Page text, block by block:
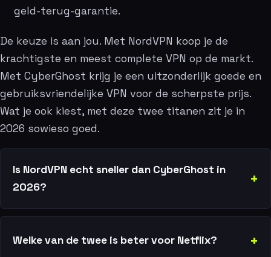
geld-terug-garantie.
De keuze is aan jou. Met NordVPN koop je de
krachtigste en meest complete VPN op de markt.
Met CyberGhost krijg je een uitzonderlijk goede en
gebruiksvriendelijke VPN voor de scherpste prijs.
Wat je ook kiest, met deze twee titanen zit je in
2026 sowieso goed.
Is NordVPN echt sneller dan CyberGhost in
2026?
Welke van de twee is beter voor Netflix?